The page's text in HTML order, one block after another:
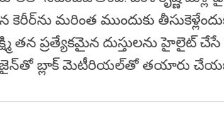
మరింత ముందుకు
తన ప్రత్యేకమైన దుస్తులను హైలైట్
డిజైన్‌తో బ్లాక్ మెటీరియల్‌తో తయారు